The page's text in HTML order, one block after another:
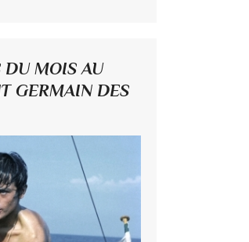
DU MOIS AU
GERMAIN DES